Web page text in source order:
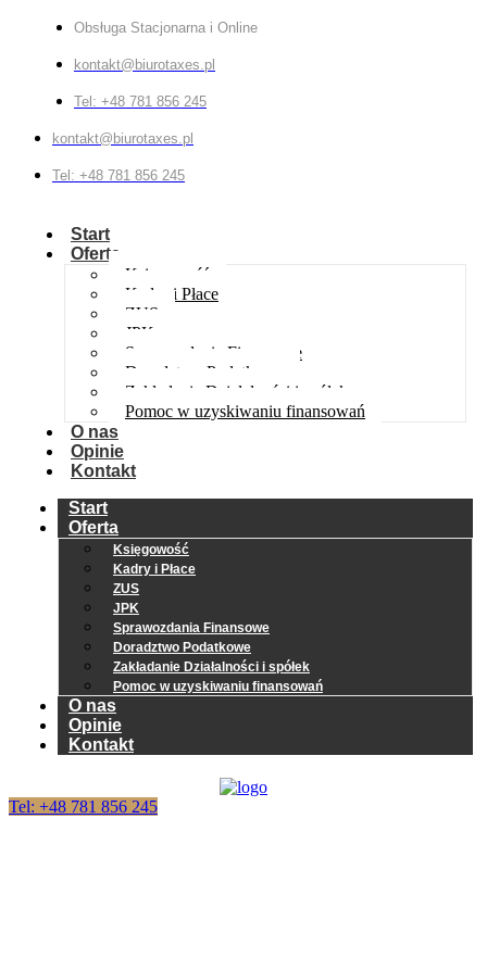
Obsługa Stacjonarna i Online
kontakt@biurotaxes.pl
Tel: +48 781 856 245
kontakt@biurotaxes.pl
Tel: +48 781 856 245
Start
Oferta
Księgowość
Kadry i Płace
ZUS
JPK
Sprawozdania Finansowe
Doradztwo Podatkowe
Zakładanie Działalności i spółek
Pomoc w uzyskiwaniu finansowań
O nas
Opinie
Kontakt
Start
Oferta
Księgowość
Kadry i Płace
ZUS
JPK
Sprawozdania Finansowe
Doradztwo Podatkowe
Zakładanie Działalności i spółek
Pomoc w uzyskiwaniu finansowań
O nas
Opinie
Kontakt
Tel: +48 781 856 245